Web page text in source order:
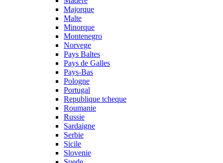
Majorque
Malte
Minorque
Montenegro
Norvege
Pays Baltes
Pays de Galles
Pays-Bas
Pologne
Portugal
Republique tcheque
Roumanie
Russie
Sardaigne
Serbie
Sicile
Slovenie